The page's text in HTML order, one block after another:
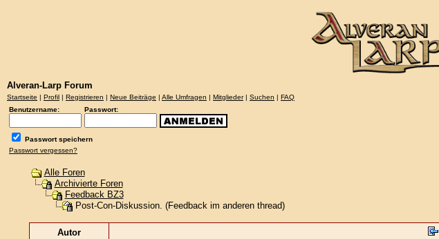
Alveran-Larp Forum
Startseite | Profil | Registrieren | Neue Beiträge | Alle Umfragen | Mitglieder| Suchen | FAQ
Benutzername:
Passwort:
Passwort speichern
Passwort vergessen?
Alle Foren
Archivierte Foren
Feedback BZ3
Post-Con-Diskussion. (Feedback im anderen thread)
Autor